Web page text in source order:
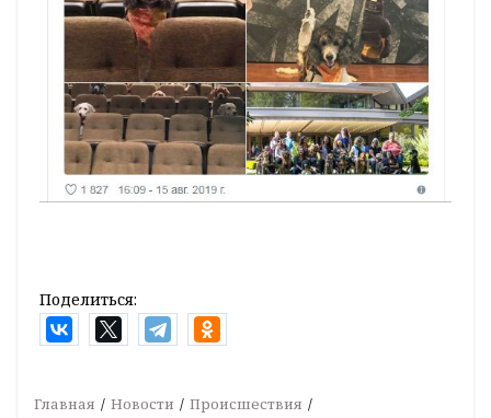
Поделиться:
Главная Новости Происшествия